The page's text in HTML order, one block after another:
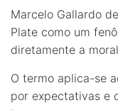
Marcelo Gallardo
Plate como um
diretamente a
O termo aplica-se
por expectativas e